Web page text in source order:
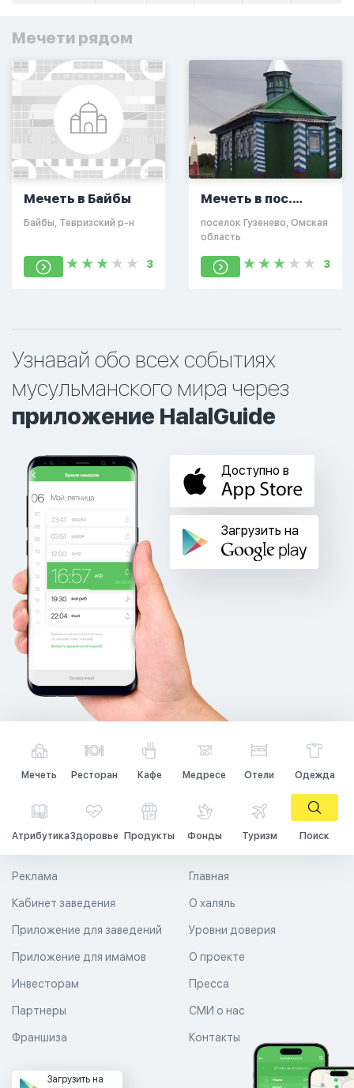
Мечети рядом
Мечеть в Байбы
Байбы, Тевризский р-н
3
Мечеть в пос.
Гузенево
поселок Гузенево, Омская
область
3
Узнавай обо всех событиях
мусульманского мира через
приложение HalalGuide
Доступно в
Загрузить на
Мечеть Ресторан Кафе Медресе Отели Одежда
АтрибутикаЗдоровье Продукты Фонды Туризм Поиск
Главная
О халяль
Уровни доверия
Реклама
Кабинет заведения
Приложение для заведений
Приложение для имамов О проекте
Пресса
СМИ о нас
Контакты
Инвесторам
Партнеры
Франшиза
Загрузить на